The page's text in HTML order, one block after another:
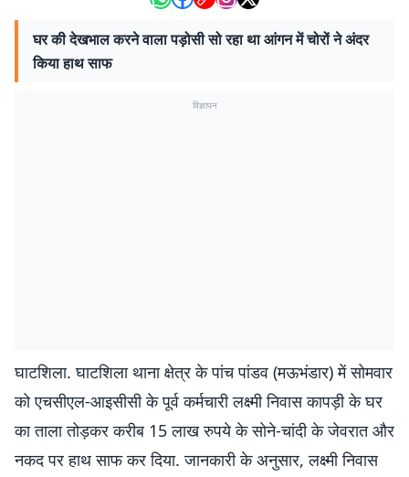
घर की देखभाल करने वाला पड़ोसी सो रहा था आंगन में चोरों ने अंदर
किया हाथ साफ
विज्ञापन
घाटशिला. घाटशिला थाना क्षेत्र के पांच पांडव (मऊभंडार) में सोमवार
को एचसीएल-आइसीसी के पूर्व कर्मचारी लक्ष्मी निवास कापड़ी के घर
का ताला तोड़कर करीब 15 लाख रुपये के सोने-चांदी के जेवरात और
नकद पर हाथ साफ कर दिया. जानकारी के अनुसार, लक्ष्मी निवास